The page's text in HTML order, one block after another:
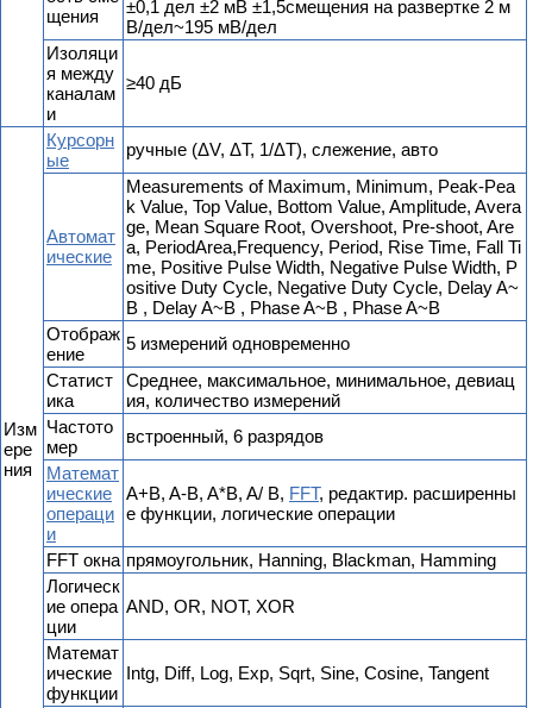
щения
±0,1 дел ±2 мВ ±1,5смещения на развертке 2 м
В/дел~195 мВ/дел
Изоляци
я между
каналам
и
≥40 дБ
Изм
ере
ния
Курсорн
ые
ручные (ΔV, ΔT, 1/ΔT), слежение, авто
Автомат
ические
Measurements of Maximum, Minimum, Peak-Pea
k Value, Top Value, Bottom Value, Amplitude, Avera
ge, Mean Square Root, Overshoot, Pre-shoot, Are
a, PeriodArea,Frequency, Period, Rise Time, Fall Ti
me, Positive Pulse Width, Negative Pulse Width, P
ositive Duty Cycle, Negative Duty Cycle, Delay A~
B , Delay A~B , Phase A~B , Phase A~B
Отображ
ение
5 измерений одновременно
Статист
ика
Среднее, максимальное, минимальное, девиац
ия, количество измерений
Частото
мер
встроенный, 6 разрядов
Математ
ические
операци
и
A+B, A-B, A*B, A/ B, FFT, редактир. расширенны
е функции, логические операции
FFT окна прямоугольник, Hanning, Blackman, Hamming
Логическ
ие опера
ции
AND, OR, NOT, XOR
Математ
ические
функции
Intg, Diff, Log, Exp, Sqrt, Sine, Cosine, Tangent